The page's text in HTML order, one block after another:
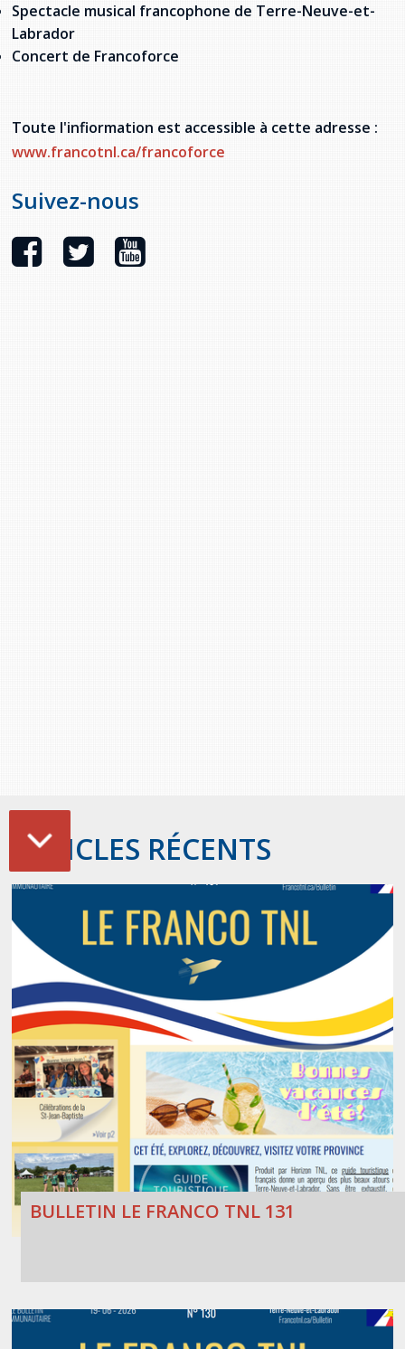
Spectacle musical francophone de Terre-Neuve-et-
Labrador
Concert de Francoforce
Toute l'infiormation est accessible à cette adresse :
www.francotnl.ca/francoforce
Suivez-nous
ARTICLES RÉCENTS
BULLETIN LE FRANCO TNL 131